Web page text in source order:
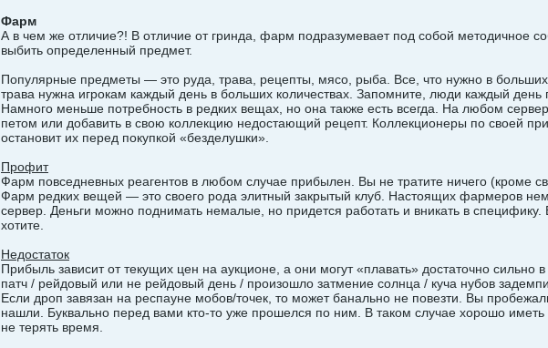
Фарм
А в чем же отличие?! В отличие от гринда, фарм подразумевает под собой методичное
выбить определенный предмет.
Популярные предметы — это руда, трава, рецепты, мясо, рыба. Все, что нужно в
трава нужна игрокам каждый день в больших количествах. Запомните, люди каждый день
Намного меньше потребность в редких вещах, но она также есть всегда. На любом
петом или добавить в свою коллекцию недостающий рецепт. Коллекционеры по своей
остановит их перед покупкой «безделушки».
Профит
Фарм повседневных реагентов в любом случае прибылен. Вы не тратите ничего (кроме
Фарм редких вещей — это своего рода элитный закрытый клуб. Настоящих фармеров
сервер. Деньги можно поднимать немалые, но придется работать и вникать в
хотите.
Недостаток
Прибыль зависит от текущих цен на аукционе, а они могут «плавать» достаточно
патч / рейдовый или не рейдовый день / произошло затмение солнца / куча нубов
Если дроп завязан на респауне мобов/точек, то может банально не повезти. Вы
нашли. Буквально перед вами кто-то уже прошелся по ним. В таком случае хорошо иметь
не терять время.